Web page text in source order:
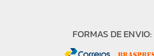
FORMAS DE ENVIO: